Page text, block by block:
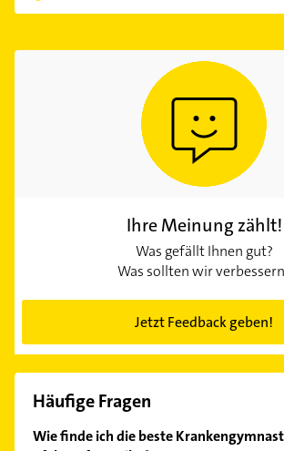
Ihre Meinung zählt!
Was gefällt Ihnen gut?
Was sollten wir
Jetzt Feedback geben!
Häufige Fragen
Wie finde ich die beste